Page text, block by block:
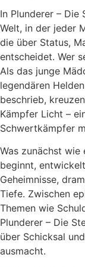
In Plunderer – Die
Welt, in der jeder
die über Status,
entscheidet. Wer
Als das junge
legendären
beschrieb,
Kämpfer Licht –
Schwertkämpfer
Was zunächst wie
beginnt,
Geheimnisse,
Tiefe. Zwischen
Themen wie
Plunderer – Die
über Schicksal
ausmacht.